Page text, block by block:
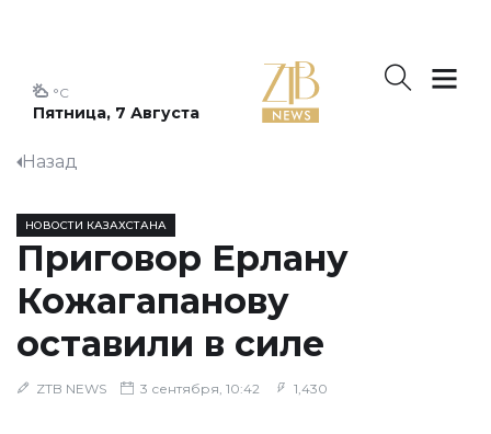
Пятница, 7 Августа
°C
Назад
НОВОСТИ КАЗАХСТАНА
Приговор Ерлану
Кожагапанову
оставили в силе
ZTB NEWS 3 сентября, 10:42 1,430